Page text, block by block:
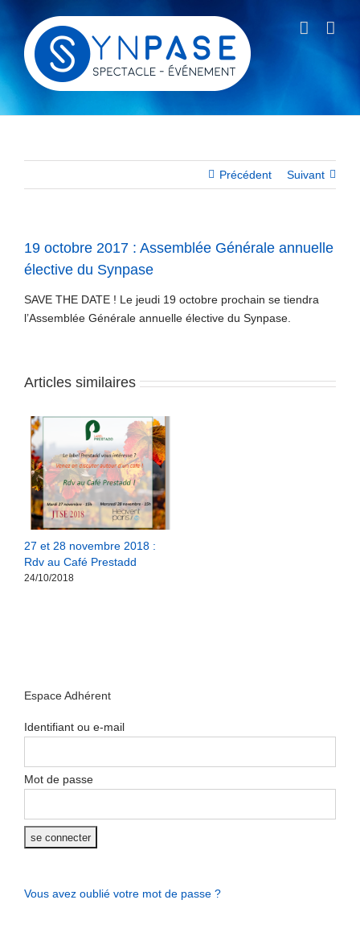
contenu
Précédent Suivant
19 octobre 2017 : Assemblée Générale annuelle
élective du Synpase
SAVE THE DATE ! Le jeudi 19 octobre prochain se tiendra
l’Assemblée Générale annuelle élective du Synpase.
Articles similaires
27 et 28 novembre 2018 :
Rdv au Café Prestadd
24/10/2018
Espace Adhérent
Identifiant ou e-mail
Mot de passe
Vous avez oublié votre mot de passe ?